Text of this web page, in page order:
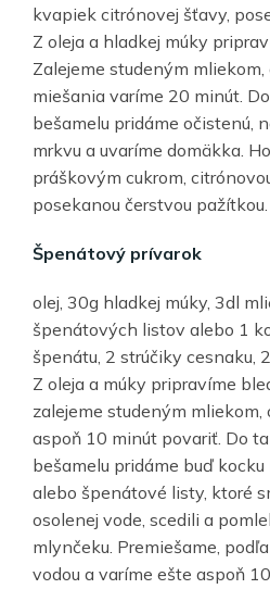
kvapiek citrónovej šťavy,
Z oleja a hladkej múky
Zalejeme studeným
miešania varíme 20 minút.
bešamelu pridáme očistenú,
mrkvu a uvaríme domäkka.
práškovým cukrom,
posekanou čerstvou pažítkou.
Špenátový prívarok
olej, 30g hladkej múky, 3dl
špenátových listov alebo 1
špenátu, 2 strúčiky cesnaku,
Z oleja a múky pripravíme
zalejeme studeným mliekom,
aspoň 10 minút povariť. Do
bešamelu pridáme buď
alebo špenátové listy, ktoré
osolenej vode, scedili a
mlynčeku. Premiešame,
vodou a varíme ešte aspoň